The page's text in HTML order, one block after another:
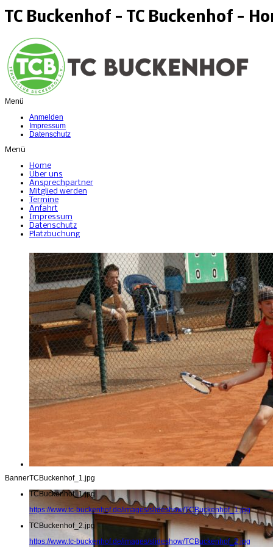
TC Buckenhof - TC Buckenhof -
Menü
Anmelden
Impressum
Datenschutz
Menü
Home
Über uns
Ansprechpartner
Mitglied werden
Termine
Anfahrt
Impressum
Datenschutz
Platzbuchung
TCBuckenhof_1.jpg
Banner
TCBuckenhof_1.jpg
https://www.tc-buckenhof.de/images/slideshow/TCBuckenhof_1.jpg
TCBuckenhof_2.jpg
https://www.tc-buckenhof.de/images/slideshow/TCBuckenhof_2.jpg